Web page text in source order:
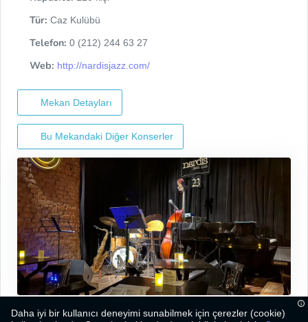
Tür: Caz Kulübü
Telefon: 0 (212) 244 63 27
Web: http://nardisjazz.com/
Mekan Detayları
Bu Mekandaki Diğer Konserler
Daha iyi bir kullanıcı deneyimi sunabilmek için çerezler (cookie)